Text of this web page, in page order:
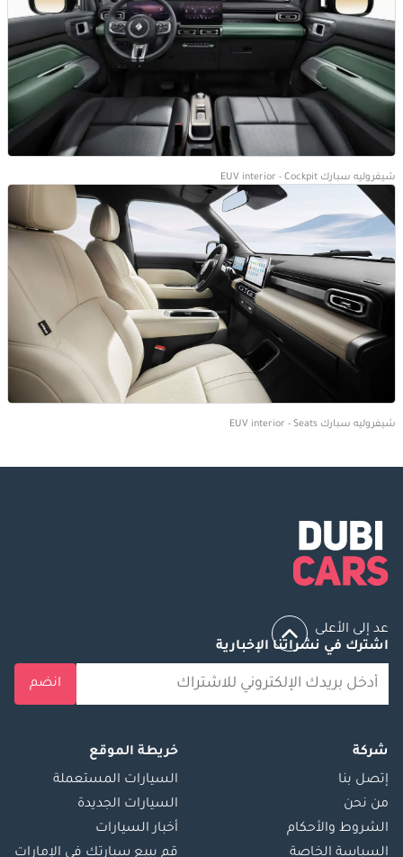
شيفروليه سبارك EUV interior - Cockpit
شيفروليه سبارك EUV interior - Seats
عد إلى الأعلى
اشترك في نشراتنا الإخبارية
انضم
شركة
إتصل بنا
من نحن
الشروط والأحكام
السياسة الخاصة
خريطة الموقع
السيارات المستعملة
السيارات الجديدة
أخبار السيارات
قم ببيع سيارتك في الإمارات